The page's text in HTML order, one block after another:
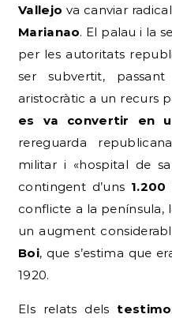
Vallejo va canviar
Marianao. El palau i la
per les autoritats
ser subvertit,
aristocràtic a un recurs
es va convertir en
rereguarda
militar i «hospital de
contingent d’uns
conflicte a la península,
un augment
Boi, que s’estima que
1920.
Els relats dels